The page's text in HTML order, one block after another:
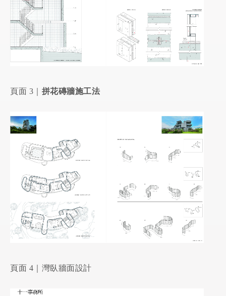
頁面 3｜ 拼花磚牆施工法
頁面 4｜灣臥牆面設計